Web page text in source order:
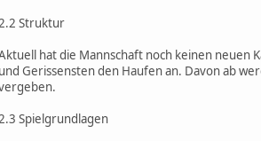
2.2 Struktur
hat die Mannschaft noch keinen neuen
und Gerissensten den Haufen an. Davon ab
2.3 Spielgrundlagen